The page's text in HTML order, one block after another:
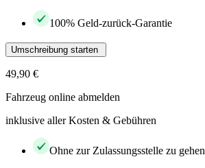
100% Geld-zurück-Garantie
Umschreibung starten
49,90 €
Fahrzeug online abmelden
inklusive aller Kosten & Gebühren
Ohne zur Zulassungsstelle zu gehen